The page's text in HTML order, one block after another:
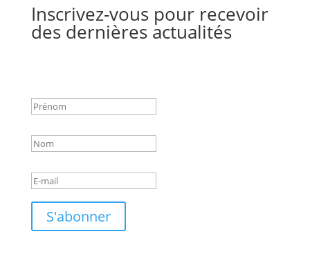
Inscrivez-vous pour recevoir
des dernières actualités
S'abonner